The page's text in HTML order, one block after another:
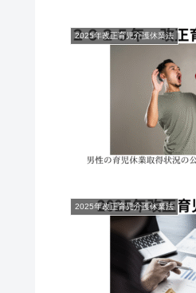
2025年改正育児介護休業法
2025年改正育児介護休業法